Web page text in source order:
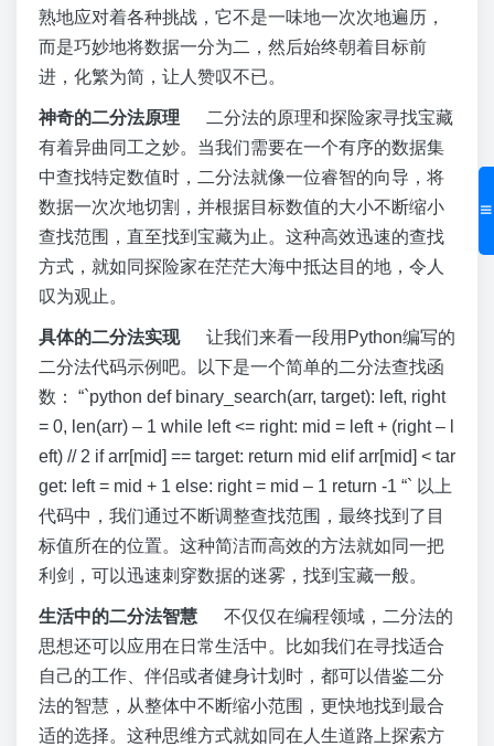
熟地应对着各种挑战，它不是一味地一次次地遍历，
而是巧妙地将数据一分为二，然后始终朝着目标前
进，化繁为简，让人赞叹不已。
神奇的二分法原理 二分法的原理和探险家寻找宝藏
有着异曲同工之妙。当我们需要在一个有序的数据集
中查找特定数值时，二分法就像一位睿智的向导，将
数据一次次地切割，并根据目标数值的大小不断缩小
查找范围，直至找到宝藏为止。这种高效迅速的查找
方式，就如同探险家在茫茫大海中抵达目的地，令人
叹为观止。
具体的二分法实现让我们来看一段用Python编写的
二分法代码示例吧。以下是一个简单的二分法查找函
数： “`python def binary_search(arr, target): left, right
= 0, len(arr) – 1 while left <= right: mid = left + (right – l
eft) // 2 if arr[mid] == target: return mid elif arr[mid] < tar
get: left = mid + 1 else: right = mid – 1 return -1 “` 以上
代码中，我们通过不断调整查找范围，最终找到了目
标值所在的位置。这种简洁而高效的方法就如同一把
利剑，可以迅速刺穿数据的迷雾，找到宝藏一般。
生活中的二分法智慧 不仅仅在编程领域，二分法的
思想还可以应用在日常生活中。比如我们在寻找适合
自己的工作、伴侣或者健身计划时，都可以借鉴二分
法的智慧，从整体中不断缩小范围，更快地找到最合
适的选择。这种思维方式就如同在人生道路上探索方